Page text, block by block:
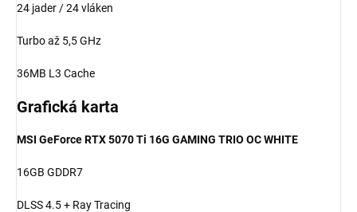
24 jader / 24 vláken
Turbo až 5,5 GHz
36MB L3 Cache
Grafická karta
MSI GeForce RTX 5070 Ti 16G GAMING TRIO OC WHITE
16GB GDDR7
DLSS 4.5 + Ray Tracing